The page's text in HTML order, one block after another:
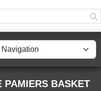
PAMIERS BASKET